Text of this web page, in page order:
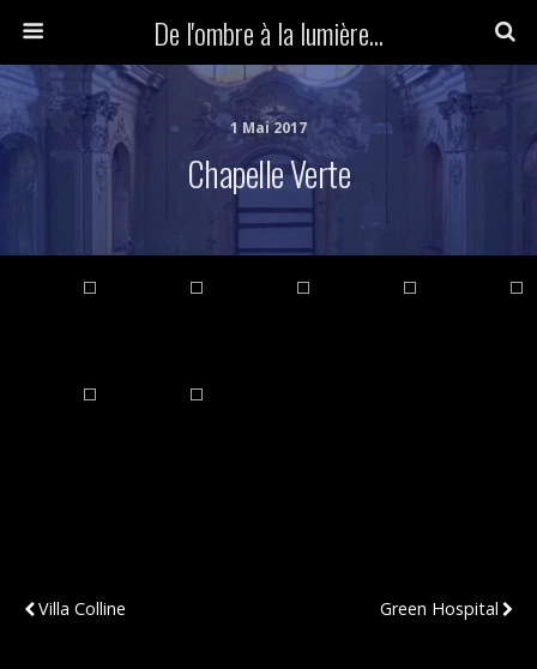
De l'ombre à la lumière...
1 Mai 2017
Chapelle Verte
Villa Colline
Green Hospital